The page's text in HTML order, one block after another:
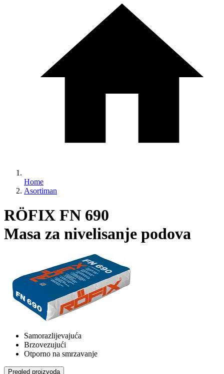
Home
Asortiman
RÖFIX FN 690
Masa za nivelisanje podova
Samorazlijevajuća
Brzovezujući
Otporno na smrzavanje
Pregled proizvoda